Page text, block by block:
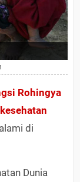
Rohingya
kesehatan
di
Dunia